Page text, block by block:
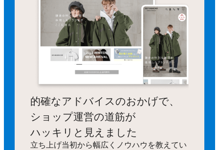
的確なアドバイスのおかげで、
ショップ運営の道筋が
ハッキリと見えました
立ち上げ当初から幅広くノウハウを教えてい